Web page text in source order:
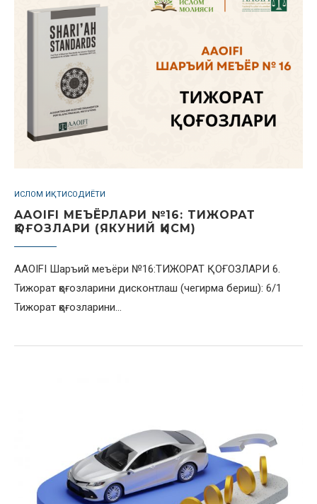
ИСЛОМ ИҚТИСОДИЁТИ
AAOIFI МЕЪЁРЛАРИ №16: TИЖОРАТ
ҚОҒОЗЛАРИ (ЯКУНИЙ ҚИСМ)
AAOIFI Шаръий меъёри №16:ТИЖОРАТ ҚОҒОЗЛАРИ 6.
Тижорат қоғозларини дисконтлаш (чегирма бериш): 6/1
Тижорат қоғозларини…